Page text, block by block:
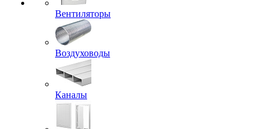
Вентиляторы
Воздуховоды
Каналы